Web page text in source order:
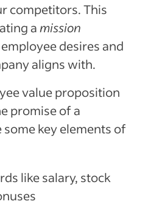
competitors. This
a mission
desires and
aligns with.
value proposition
promise of a
some key elements of
like salary, stock